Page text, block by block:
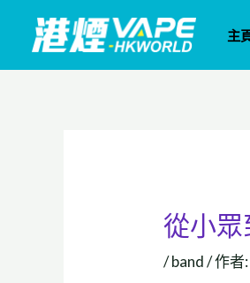
主
主
從小
/band/ 作者